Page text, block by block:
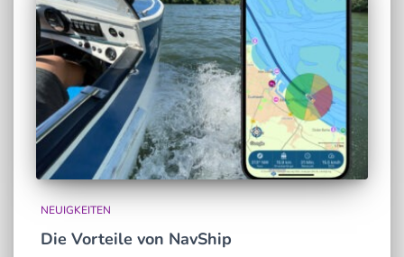
NEUIGKEITEN
Die Vorteile von NavShip